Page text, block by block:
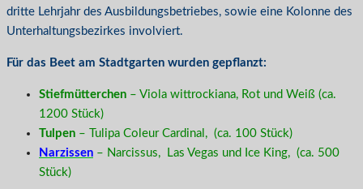
dritte Lehrjahr des Ausbildungsbetriebes, sowie eine Kolonne des
Unterhaltungsbezirkes involviert.
Für das Beet am Stadtgarten wurden gepflanzt:
Stiefmütterchen – Viola wittrockiana, Rot und Weiß (ca.
1200 Stück)
Tulpen – Tulipa Coleur Cardinal, (ca. 100 Stück)
Narzissen – Narcissus, Las Vegas und Ice King, (ca. 500
Stück)